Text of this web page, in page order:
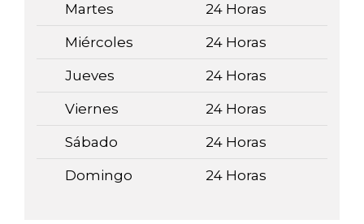
Martes 24 Horas
Miércoles 24 Horas
Jueves 24 Horas
Viernes 24 Horas
Sábado 24 Horas
Domingo 24 Horas